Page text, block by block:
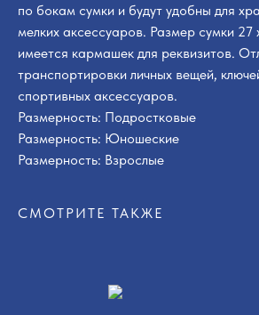
по бокам сумки и будут удобны для
мелких аксессуаров. Размер сумки 27
имеется кармашек для реквизитов.
транспортировки личных вещей,
спортивных аксессуаров.
Размерность: Подростковые
Размерность: Юношеские
Размерность: Взрослые
СМОТРИТЕ ТАКЖЕ